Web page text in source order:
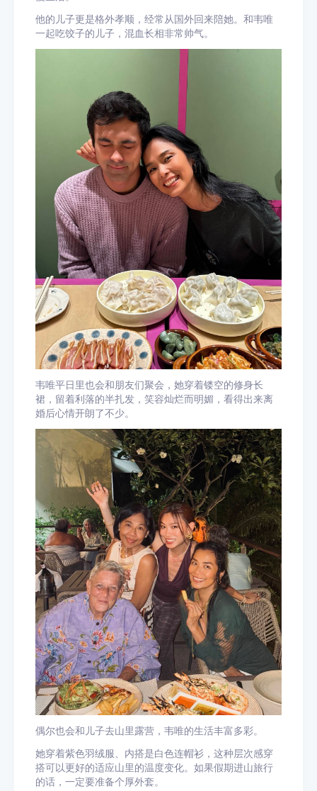
他的儿子更是格外孝顺，经常从国外回来陪她。和韦唯
一起吃饺子的儿子，混血长相非常帅气。
韦唯平日里也会和朋友们聚会，她穿着镂空的修身长
裙，留着利落的半扎发，笑容灿烂而明媚，看得出来离
婚后心情开朗了不少。
偶尔也会和儿子去山里露营，韦唯的生活丰富多彩。
她穿着紫色羽绒服、内搭是白色连帽衫，这种层次感穿
搭可以更好的适应山里的温度变化。如果假期进山旅行
的话，一定要准备个厚外套。